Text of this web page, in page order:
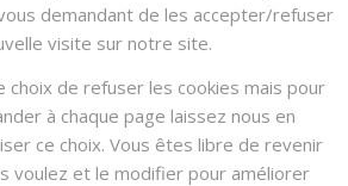
demandant de les accepter/refuser
visite sur notre site.
de refuser les cookies mais pour
à chaque page laissez nous en
ce choix. Vous êtes libre de revenir
voulez et le modifier pour améliorer